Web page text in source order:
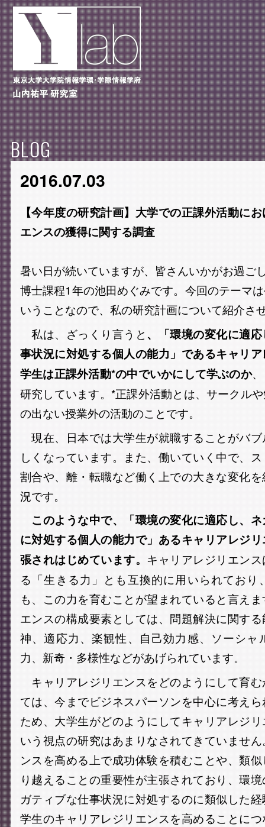
BLOG
2016.07.03
【今年度の研究計画】大学での正課外活動に
エンスの獲得に関する調査
暑い日が続いていますが、皆さんいかがお過ご
博士課程1年の池田めぐみです。今回のテーマ
いうことなので、私の研究計画について紹介さ
私は、ざっくり言うと 、「環境の変化に適
事状況に対処する個人の能力」であるキャリ
学生は正課外活動*の中でいかにして学ぶのか
研究しています。 *正課外活動とは、サークル
の出ない授業外の活動のことです。
現在、日本では大学生が就職することがバ
しくなっています。また、働いていく中で、
割合や、離・転職など働く上での大きな変化
況です。
このような中で、「環境の変化に適応し、
に対処する個人の能力で」あるキャリアレジ
張されはじめています。 キャリアレジリエン
る「生きる力」とも互換的に用いられており
も、この力を育むことが望まれていると言え
エンスの構成要素としては、問題解決に関す
神、適応力、楽観性、自己効力感、ソーシャ
力、新奇・多様性などがあげられています。
キャリアレジリエンスをどのようにして育
ては、今までビジネスパーソンを中心に考え
ため、大学生がどのようにしてキャリアレジ
いう視点の研究はあまりなされてきていませ
ンスを高める上で成功体験を積むことや、類
り越えることの重要性が主張されており、環
ガティブな仕事状況に対処するのに類似した
学生のキャリアレジリエンスを高めることに